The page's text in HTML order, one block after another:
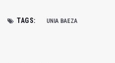
TAGS: UNIA BAEZA